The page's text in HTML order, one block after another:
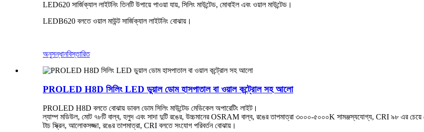
LED620 সার্জিক্যাল লাইটনিং তিনটি উপায়ে পাওয়া যায়, সিলিং মাউন্টেড, মোবাইল এবং ওয়াল মাউন্টেড।
LEDB620 বলতে ওয়াল মাউন্ট সার্জিক্যাল লাইটনিং বোঝায়।
অনুসন্ধানবিস্তারিত
PROLED H8D সিলিং LED ডুয়াল ডোম হাসপাতাল বা ওয়াল কন্ট্রোল সহ আলো
PROLED H8D বলতে বোঝায় ডাবল ডোম সিলিং মাউন্টেড মেডিকেল অপারেটিং লাইট।
ল্যাম্প মডিউল, মোট ৭৮টি বাল্ব, হলুদ এবং সাদা দুটি রঙের, উচ্চমানের OSRAM বাল্ব, রঙের তাপমাত্রা ৩০০০-৫০০০K সামঞ্জস্যযোগ্য, CRI ৯৮ এর
টাচ স্ক্রিন, আলোকসজ্জা, রঙের তাপমাত্রা, CRI বলতে সংযোগ পরিবর্তন বোঝায়।